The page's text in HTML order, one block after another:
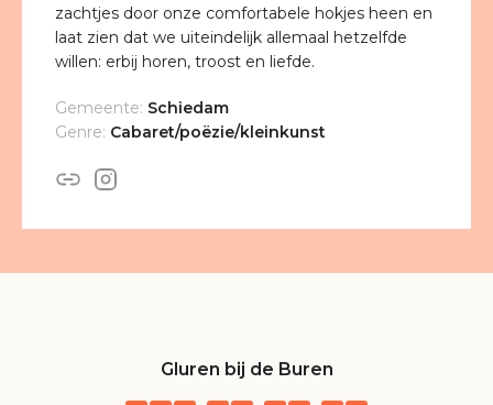
zachtjes door onze comfortabele hokjes heen en
laat zien dat we uiteindelijk allemaal hetzelfde
willen: erbij horen, troost en liefde.
Gemeente: Schiedam
Genre: Cabaret/poëzie/kleinkunst
Gluren bij de Buren